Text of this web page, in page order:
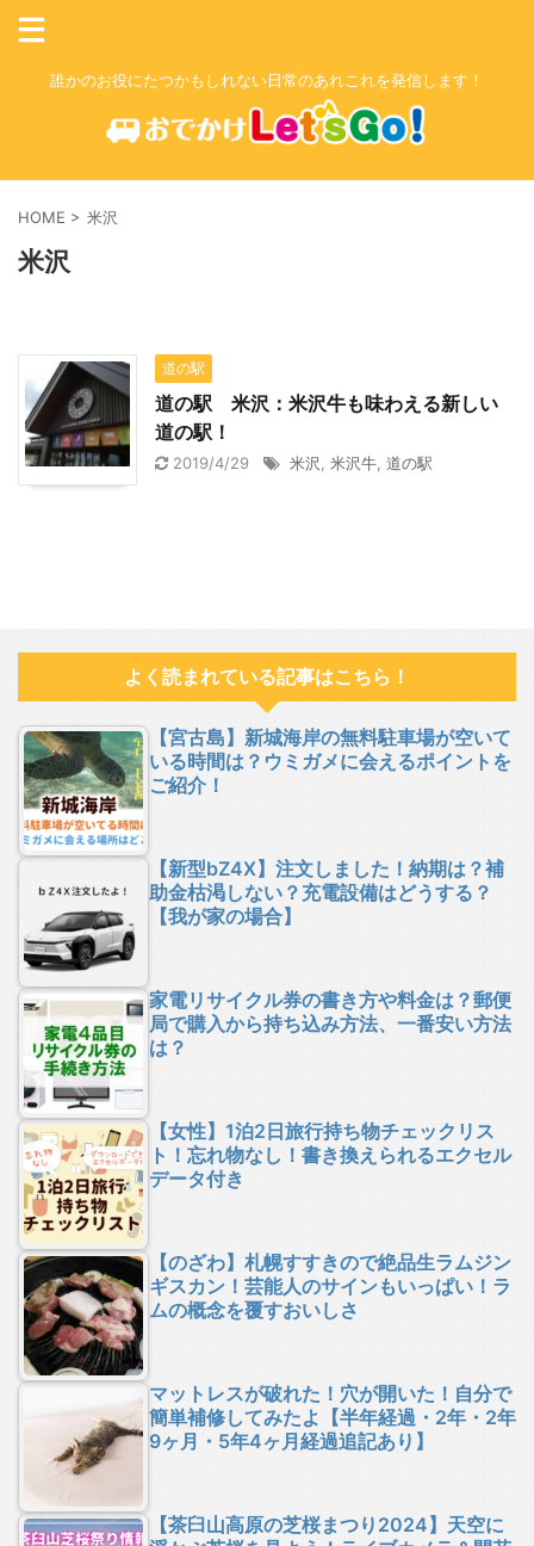
誰かのお役にたつかもしれない日常のあれこれを発信します！
HOME > 米沢
米沢
道の駅
道の駅 米沢：米沢牛も味わえる新しい
道の駅！
2019/4/29 米沢 米沢牛 道の駅
よく読まれている記事はこちら！
【宮古島】新城海岸の無料駐車場が空いて
いる時間は？ウミガメに会えるポイントを
ご紹介！
【新型bZ4X】注文しました！納期は？補
助金枯渇しない？充電設備はどうする？
【我が家の場合】
家電リサイクル券の書き方や料金は？郵便
局で購入から持ち込み方法、一番安い方法
は？
【女性】1泊2日旅行持ち物チェックリス
ト！忘れ物なし！書き換えられるエクセル
データ付き
【のざわ】札幌すすきので絶品生ラムジン
ギスカン！芸能人のサインもいっぱい！ラ
ムの概念を覆すおいしさ
マットレスが破れた！穴が開いた！自分で
簡単補修してみたよ【半年経過・2年・2年
9ヶ月・5年4ヶ月経過追記あり】
【茶臼山高原の芝桜まつり2024】天空に